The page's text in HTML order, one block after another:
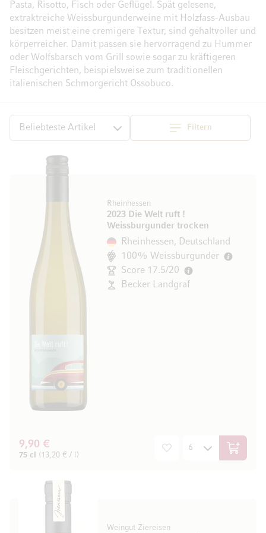
Pasta, Risotto, Fisch oder Geflügel. Spät gelesene,
extraktreiche Weissburgunderweine mit Holzfass-Ausbau
besitzen meist eine cremigere Textur, sind gehaltvoller und
körperreicher. Damit passen sie hervorragend zu Hummer
oder Wolfsbarsch vom Grill sowie sogar zu kräftigeren
Fleischgerichten, beispielsweise zum traditionellen
italienischen Schmorgericht Ossobuco.
Filtern
Sortieren Top
Rheinhessen
2023 Die Welt ruft !
Weissburgunder trocken
Rheinhessen, Deutschland
100% Weissburgunder
Score 17.5/20
Becker Landgraf
9,90 €
75 cl (13,20 € / l) In den
Weingut Ziereisen